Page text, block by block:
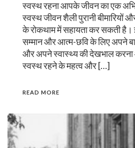
स्वस्थ रहना आपके जीवन का एक
स्वस्थ जीवन शैली पुरानी बीमारियों
के रोकथाम में सहायता कर सकती
सम्मान और आत्म-छवि के लिए अपने
और अपने स्वास्थ्य की देखभाल
स्वस्थ रहने के महत्व और […]
READ MORE